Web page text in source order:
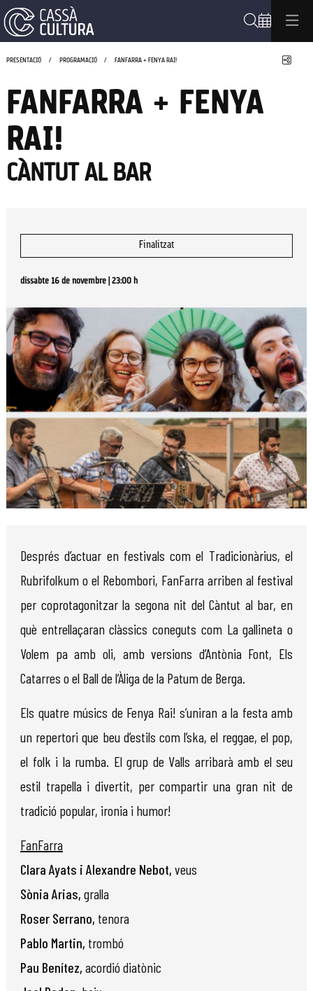
PRESENTACIÓ PROGRAMACIÓ FANFARRA + FENYA RAI!
FANFARRA + FENYA
RAI!
CÀNTUT AL BAR
Finalitzat
dissabte 16 de novembre 23:00 h
Després d’actuar en festivals com el Tradicionàrius, el
Rubrifolkum o el Rebombori, FanFarra arriben al festival
per coprotagonitzar la segona nit del Càntut al bar, en
què entrellaçaran clàssics coneguts com La gallineta o
Volem pa amb oli, amb versions d’Antònia Font, Els
Catarres o el Ball de l’Àliga de la Patum de Berga.
Els quatre músics de Fenya Rai! s’uniran a la festa amb
un repertori que beu d’estils com l’ska, el reggae, el pop,
el folk i la rumba. El grup de Valls arribarà amb el seu
estil trapella i divertit, per compartir una gran nit de
tradició popular, ironia i humor!
FanFarra
Clara Ayats i Alexandre Nebot, veus
Sònia Arias, gralla
Roser Serrano, tenora
Pablo Martin, trombó
Pau Benítez, acordió diatònic